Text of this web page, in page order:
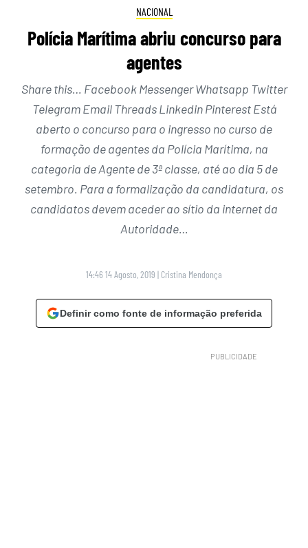
NACIONAL
Polícia Marítima abriu concurso para
agentes
Share this… Facebook Messenger Whatsapp Twitter
Telegram Email Threads Linkedin Pinterest Está
aberto o concurso para o ingresso no curso de
formação de agentes da Polícia Marítima, na
categoria de Agente de 3ª classe, até ao dia 5 de
setembro. Para a formalização da candidatura, os
candidatos devem aceder ao sítio da internet da
Autoridade…
14:46 14 Agosto, 2019 | Cristina Mendonça
Definir como fonte de informação preferida